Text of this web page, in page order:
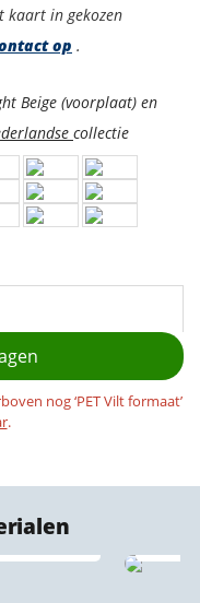
kaart in gekozen
op .
Beige (voorplaat) en
collectie
nog ‘PET Vilt formaat’
.